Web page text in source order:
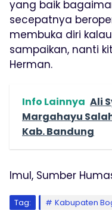
yang baik
secepatnya
membuka diri
sampaikan, nanti
Herman.
Info Lainnya Ali
Margahayu
Kab. Bandung
Imul, Sumber
Tag: Kabupaten